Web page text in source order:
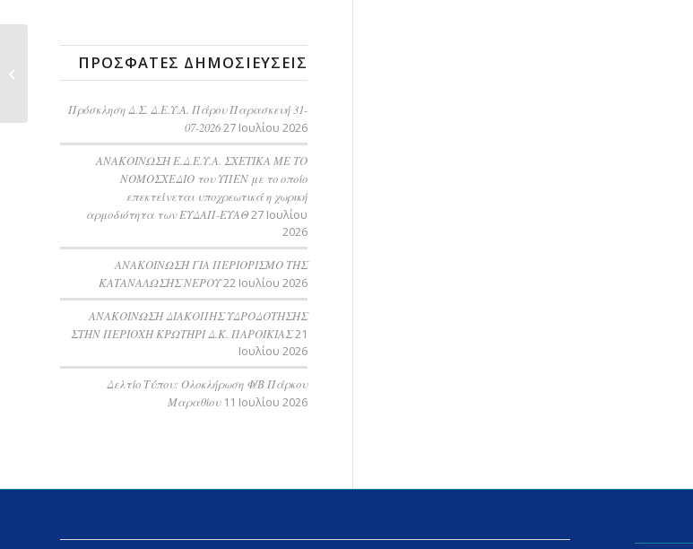
ΠΡΌΣΦΑΤΕΣ ΔΗΜΟΣΙΕΎΣΕΙΣ
Πρόσκληση Δ.Σ. Δ.Ε.Υ.Α. Πάρου Παρασκευή 31-
07-202627 Ιουλίου 2026
ΑΝΑΚΟΙΝΩΣΗ Ε.Δ.Ε.Υ.Α. ΣΧΕΤΙΚΑ ΜΕ ΤΟ
ΝΟΜΟΣΧΕΔΙΟ του ΥΠΕΝ με το οποίο
επεκτείνεται υποχρεωτικά η χωρική
αρμοδιότητα των ΕΥΔΑΠ-ΕΥΑΘ27 Ιουλίου
2026
ΑΝΑΚΟΙΝΩΣΗ ΓΙΑ ΠΕΡΙΟΡΙΣΜΟ ΤΗΣ
ΚΑΤΑΝΑΛΩΣΗΣ ΝΕΡΟΥ22 Ιουλίου 2026
AΝΑΚΟΙΝΩΣΗ ΔΙΑΚΟΠΗΣ ΥΔΡΟΔΟΤΗΣΗΣ
ΣΤΗΝ ΠΕΡΙΟΧΗ ΚΡΩΤΗΡΙ Δ.Κ. ΠΑΡΟΙΚΙΑΣ21
Ιουλίου 2026
Δελτίο Τύπου: Ολοκλήρωση Φ/Β Πάρκου
Μαραθίου 11 Ιουλίου 2026
Πρόσκληση ΔΣ ΔΕΥΑΠ